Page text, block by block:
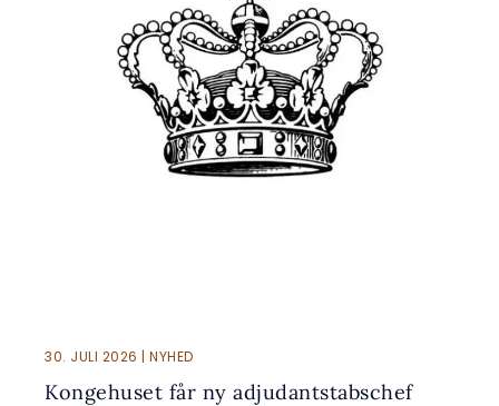
30. JULI 2026 | NYHED
Kongehuset får ny adjudantstabschef